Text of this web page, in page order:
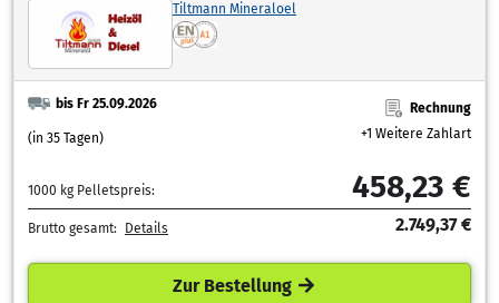
Tiltmann Mineraloel
bis Fr 25.09.2026
(in 35 Tagen)
Rechnung
+1 Weitere Zahlart
1000 kg Pelletspreis: 458,23 €
Brutto gesamt: Details 2.749,37 €
Zur Bestellung